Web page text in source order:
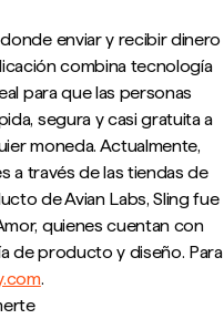
enviar y recibir dinero
combina tecnología
para que las personas
segura y casi gratuita a
moneda. Actualmente,
a través de las tiendas de
de Avian Labs, Sling fue
quienes cuentan con
de producto y diseño. Para
.